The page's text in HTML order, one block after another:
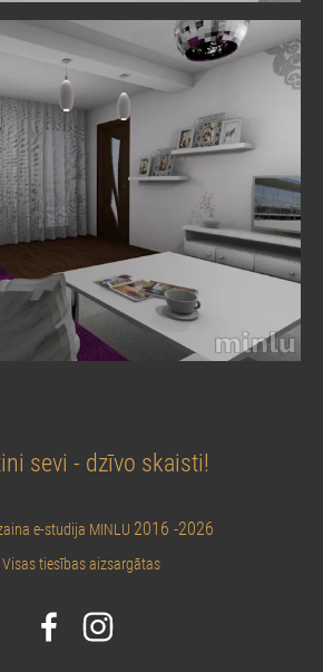
sevi - dzīvo skaisti!
e-studija MINLU 2016 -2026
tiesības aizsargātas